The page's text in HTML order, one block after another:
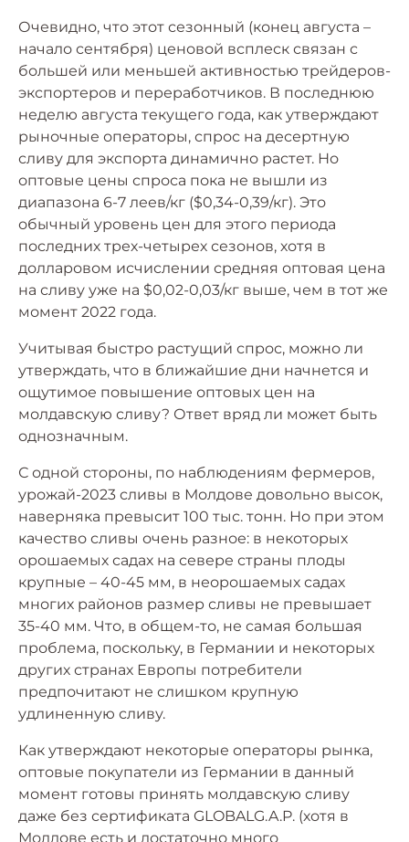
Очевидно, что этот сезонный (конец августа –
начало сентября) ценовой всплеск связан с
большей или меньшей активностью трейдеров-
экспортеров и переработчиков. В последнюю
неделю августа текущего года, как утверждают
рыночные операторы, спрос на десертную
сливу для экспорта динамично растет. Но
оптовые цены спроса пока не вышли из
диапазона 6-7 леев/кг ($0,34-0,39/кг). Это
обычный уровень цен для этого периода
последних трех-четырех сезонов, хотя в
долларовом исчислении средняя оптовая цена
на сливу уже на $0,02-0,03/кг выше, чем в тот же
момент 2022 года.
Учитывая быстро растущий спрос, можно ли
утверждать, что в ближайшие дни начнется и
ощутимое повышение оптовых цен на
молдавскую сливу? Ответ вряд ли может быть
однозначным.
С одной стороны, по наблюдениям фермеров,
урожай-2023 сливы в Молдове довольно высок,
наверняка превысит 100 тыс. тонн. Но при этом
качество сливы очень разное: в некоторых
орошаемых садах на севере страны плоды
крупные – 40-45 мм, в неорошаемых садах
многих районов размер сливы не превышает
35-40 мм. Что, в общем-то, не самая большая
проблема, поскольку, в Германии и некоторых
других странах Европы потребители
предпочитают не слишком крупную
удлиненную сливу.
Как утверждают некоторые операторы рынка,
оптовые покупатели из Германии в данный
момент готовы принять молдавскую сливу
даже без сертификата GLOBALG.A.P. (хотя в
Молдове есть и достаточно много